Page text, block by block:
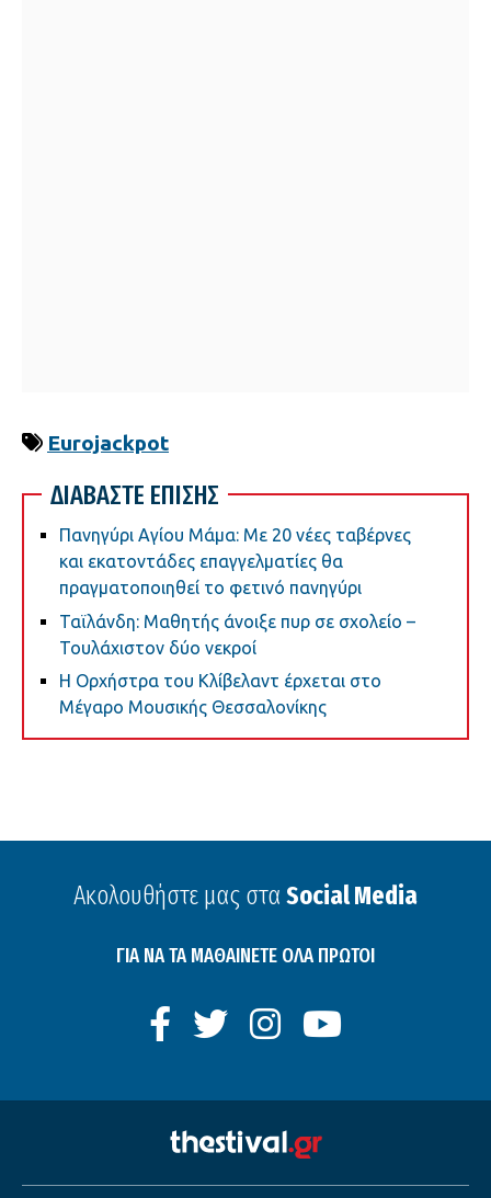
Eurojackpot
ΔΙΑΒΑΣΤΕ ΕΠΙΣΗΣ
Πανηγύρι Αγίου Μάμα: Με 20 νέες ταβέρνες
και εκατοντάδες επαγγελματίες θα
πραγματοποιηθεί το φετινό πανηγύρι
Ταϊλάνδη: Μαθητής άνοιξε πυρ σε σχολείο –
Τουλάχιστον δύο νεκροί
Η Ορχήστρα του Κλίβελαντ έρχεται στο
Μέγαρο Μουσικής Θεσσαλονίκης
Ακολουθήστε μας στα Social Media
ΓΙΑ ΝΑ ΤΑ ΜΑΘΑΙΝΕΤΕ ΟΛΑ ΠΡΩΤΟΙ